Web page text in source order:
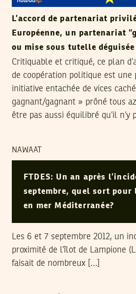
L’accord de partenariat
Européenne, un partenariat
ou mise sous tutelle déguisée
Critiquable et critiqué, ce plan
de coopération politique est une
initiative entachée de vices
gagnant/gagnant » prôné tous
être pas aussi équilibré qu’il n’y
NAWAAT
FTDES: Un an après
septembre, quel sort pour
en mer Méditerranée?
Les 6 et 7 septembre 2012, un
proximité de l’îlot de Lampione
faisait de nombreux […]